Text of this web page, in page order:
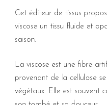
Cet éditeur de tissus
viscose un tissu fluide et
saison.
La viscose est une fibre
provenant de la cellulose
végétaux. Elle est souvent